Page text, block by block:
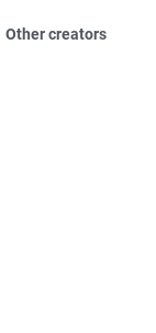
Other creators